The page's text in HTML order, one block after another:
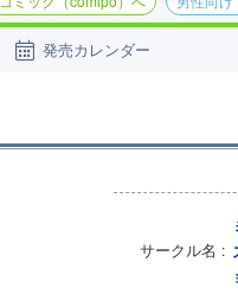
発売カレンダー
サークル名